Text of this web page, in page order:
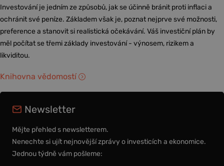
Investování je jedním ze způsobů, jak se účinně bránit proti inflaci a
ochránit své peníze. Základem však je, poznat nejprve své možnosti,
preference a stanovit si realistická očekávání. Váš investiční plán by
měl počítat se třemi základy investování - výnosem, rizikem a
likviditou.
Knihovna vědomostí
Newsletter
Mějte přehled s newsletterem.
Nenechte si ujít nejnovější zprávy o investicích a ekonomice.
Jednou týdně vám pošleme: